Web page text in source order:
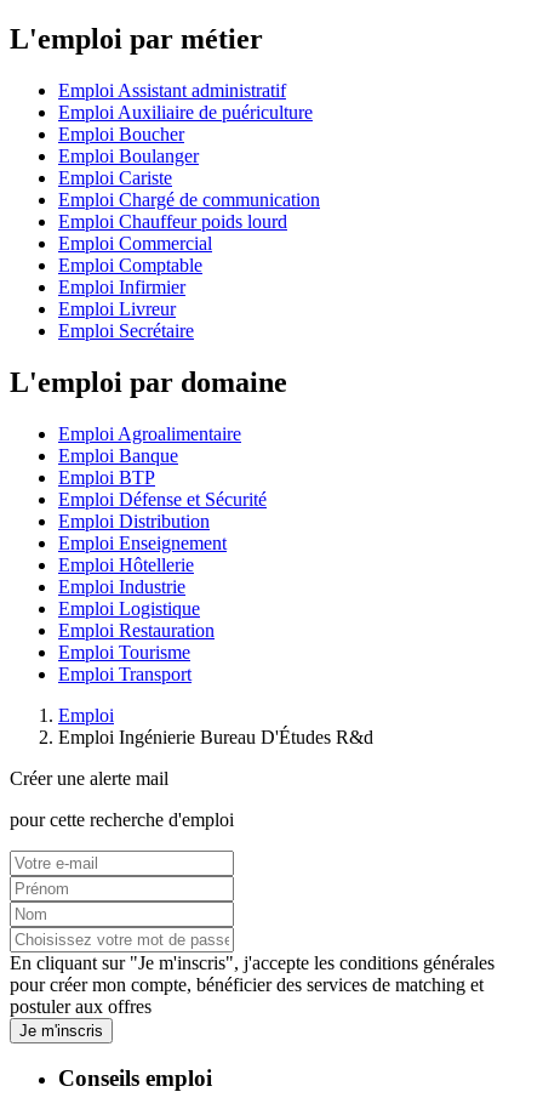
L'emploi par métier
Emploi Assistant administratif
Emploi Auxiliaire de puériculture
Emploi Boucher
Emploi Boulanger
Emploi Cariste
Emploi Chargé de communication
Emploi Chauffeur poids lourd
Emploi Commercial
Emploi Comptable
Emploi Infirmier
Emploi Livreur
Emploi Secrétaire
L'emploi par domaine
Emploi Agroalimentaire
Emploi Banque
Emploi BTP
Emploi Défense et Sécurité
Emploi Distribution
Emploi Enseignement
Emploi Hôtellerie
Emploi Industrie
Emploi Logistique
Emploi Restauration
Emploi Tourisme
Emploi Transport
Emploi
Emploi Ingénierie Bureau D'Études R&d
Créer une alerte mail
pour cette recherche d'emploi
En cliquant sur "Je m'inscris", j'accepte les conditions générales
pour créer mon compte, bénéficier des services de matching et
postuler aux offres
Je m'inscris
Conseils emploi